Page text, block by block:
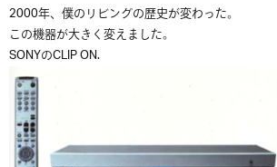
2000年、僕のリビングの歴史が変わった。
この機器が大きく変えました。
SONYのCLIP ON.